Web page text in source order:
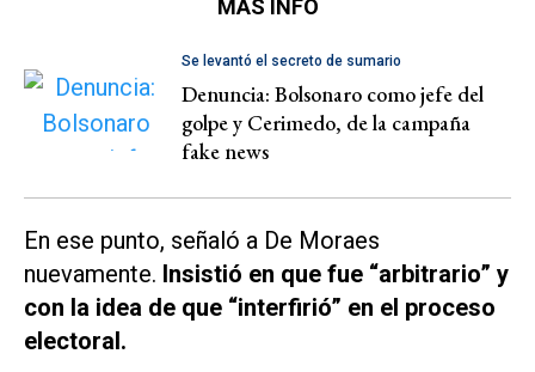
MÁS INFO
Se levantó el secreto de sumario
Denuncia: Bolsonaro como jefe del
golpe y Cerimedo, de la campaña
fake news
En ese punto, señaló a De Moraes
nuevamente. Insistió en que fue “arbitrario” y
con la idea de que “interfirió” en el proceso
electoral.